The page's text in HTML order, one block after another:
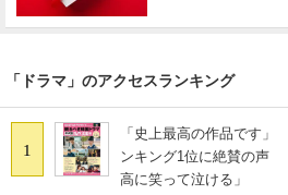
「ドラマ」のアクセスランキング
1
「史上最高の作品です」
ンキング1位に絶賛の声
高に笑って泣ける」